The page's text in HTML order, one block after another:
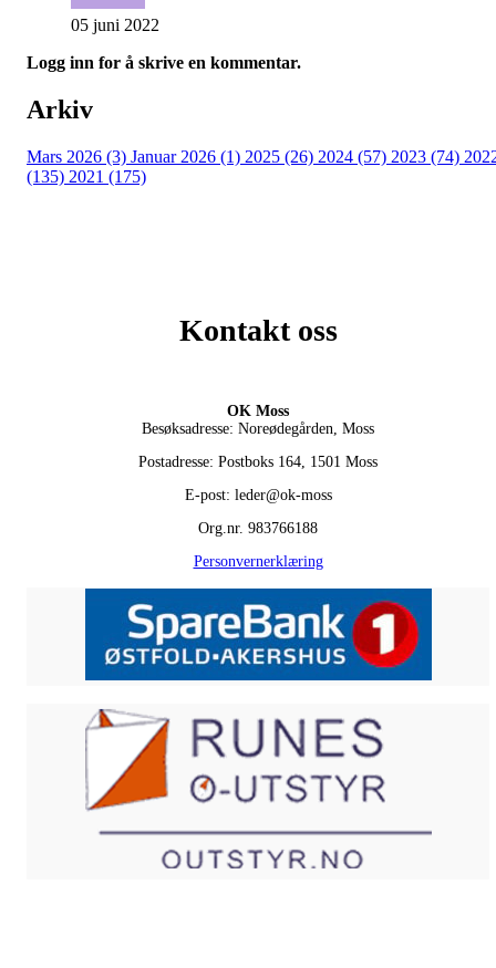
05 juni 2022
Logg inn for å skrive en kommentar.
Arkiv
Mars 2026 (3) Januar 2026 (1) 2025 (26) 2024 (57) 2023 (74)
(135) 2021 (175)
Kontakt oss
OK Moss
Besøksadresse: Noreødegården, Moss
Postadresse: Postboks 164, 1501 Moss
E-post: leder@ok-moss
Org.nr. 983766188
Personvernerklæring